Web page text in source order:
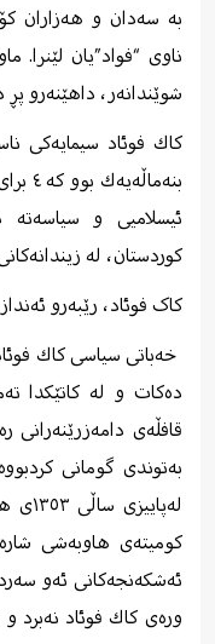
بە سەدان و هەزاران
ناوی “فواد”یان لێنرا.
شوێندانەر، داهێنەرو
كاك فوئاد سیمایەكی
ئیسلامیی و سیاسەتە
كوردستان، لە
کاک فوئاد، رێبەرو
خه‌باتی سیاسی كاك
قافڵه‌ی دامه‌زرێنه‌رانی
به‌توندی گومانی
كومیته‌ی هاوبه‌شی
ئه‌شكه‌نجه‌كانی ئه‌و
وره‌ی كاك فوئاد نه‌برد و